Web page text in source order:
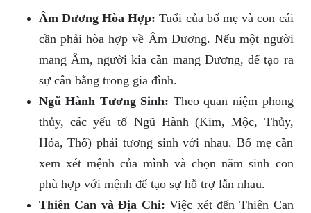
Âm Dương Hòa Hợp: Tuổi của bố mẹ và con cái
cần phải hòa hợp về Âm Dương. Nếu một người
mang Âm, người kia cần mang Dương, để tạo ra
sự cân bằng trong gia đình.
Ngũ Hành Tương Sinh: Theo quan niệm phong
thủy, các yếu tố Ngũ Hành (Kim, Mộc, Thủy,
Hỏa, Thổ) phải tương sinh với nhau. Bố mẹ cần
xem xét mệnh của mình và chọn năm sinh con
phù hợp với mệnh để tạo sự hỗ trợ lẫn nhau.
Thiên Can và Địa Chi: Việc xét đến Thiên Can